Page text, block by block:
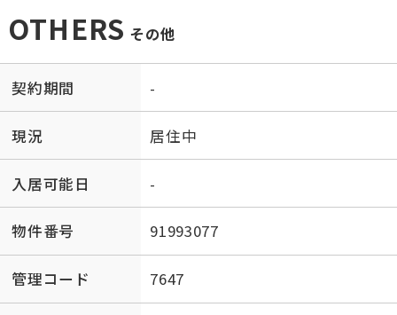
OTHERS その他
契約期間 -
現況 居住中
入居可能日 -
物件番号 91993077
管理コード 7647